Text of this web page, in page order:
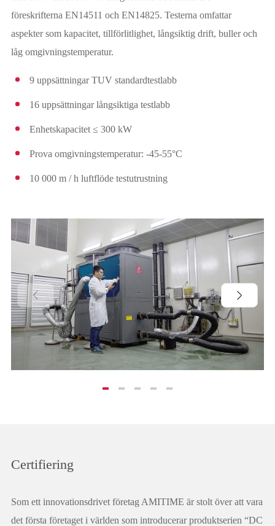
föreskrifterna EN14511 och EN14825. Testerna omfattar
aspekter som kapacitet, tillförlitlighet, långsiktig drift, buller och
låg omgivningstemperatur.
9 uppsättningar TUV standardtestlabb
16 uppsättningar långsiktiga testlabb
Enhetskapacitet ≤ 300 kW
Prova omgivningstemperatur: -45-55°C
10 000 m / h luftflöde testutrustning
 
Certifiering
Som ett innovationsdrivet företag AMITIME är stolt över att vara
det första företaget i världen som introducerar produktserien “DC